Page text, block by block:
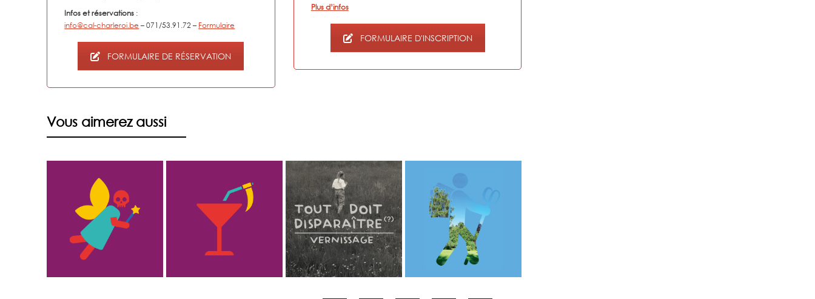
Infos et réservations :
info@cal-charleroi.be – 071/53.91.72 – Formulaire
FORMULAIRE DE RÉSERVATION
Plus d’infos
FORMULAIRE D'INSCRIPTION
Vous aimerez aussi
[Semaine
Mortelle] UN
CONTEUR HORS
PÈRE
Tout doit
disparaître (?)
Balades philo